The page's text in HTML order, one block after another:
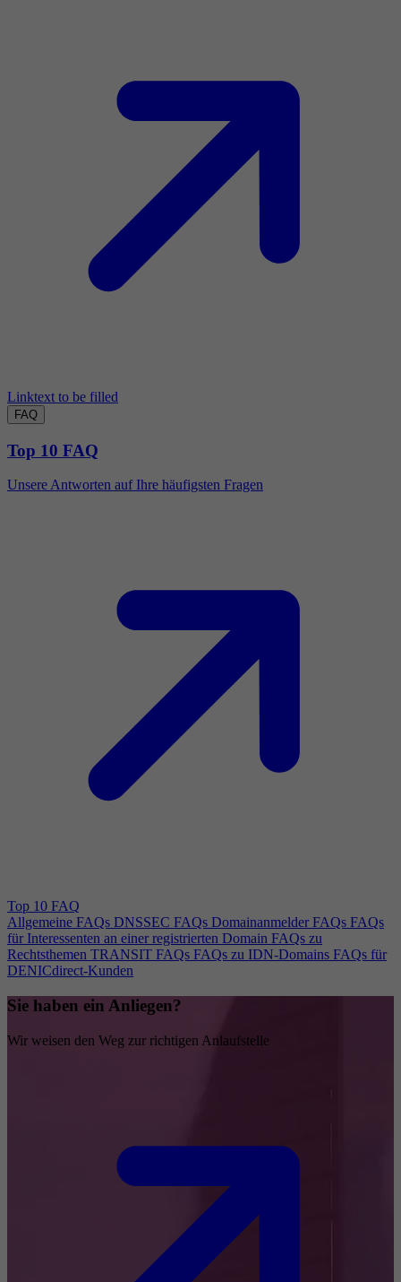
Linktext to be filled
FAQ
Top 10 FAQ
Unsere Antworten auf Ihre häufigsten Fragen
Top 10 FAQ
Allgemeine FAQs DNSSEC FAQs Domainanmelder FAQs FAQs
für Interessenten an einer registrierten Domain FAQs zu
Rechtsthemen TRANSIT FAQs FAQs zu IDN-Domains FAQs für
DENICdirect-Kunden
Sie haben ein Anliegen?
Wir weisen den Weg zur richtigen Anlaufstelle